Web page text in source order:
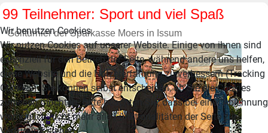
99 Teilnehmer: Sport und viel Spaß
Golfturnier der Sparkasse Moers in Issum
Wir benutzen Cookies
Wir nutzen Cookies auf unserer Website. Einige von ihnen sind
essenziell für den Betrieb der Seite, während andere uns helfen,
diese Website und die Nutzererfahrung zu verbessern (Tracking
Cookies). Sie können selbst entscheiden, ob Sie die Cookies
zulassen möchten. Bitte beachten Sie, dass bei einer Ablehnung
womöglich nicht mehr alle Funktionalitäten der Seite zur